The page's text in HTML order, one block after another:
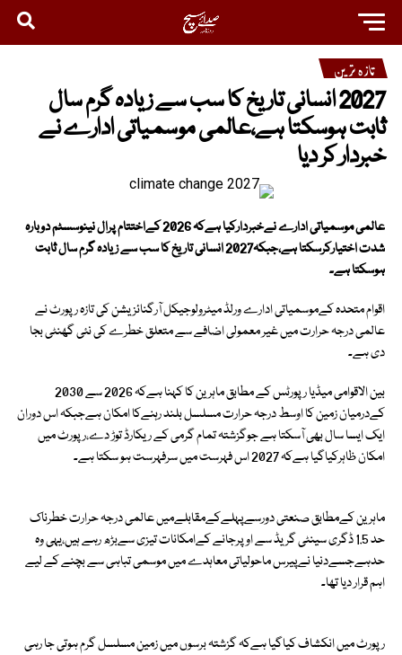
تازہ ترین
2027 انسانی تاریخ کا سب سے زیادہ گرم سال
ثابت ہوسکتا ہے،عالمی موسمیاتی ادارے نے
خبردار کر دیا
عالمی موسمیاتی ادارے نےخبردارکیا ہےکہ 2026 کےاختتام پرال نینوسسٹم دوبارہ
شدت اختیارکرسکتا ہے،جبکہ2027 انسانی تاریخ کا سب سے زیادہ گرم سال ثابت
ہوسکتا ہے۔
اقوام متحدہ کےموسمیاتی ادارے ورلڈ میٹرولوجیکل آرگنائزیشن کی تازہ رپورٹ نے
عالمی درجہ حرارت میں غیر معمولی اضافے سے متعلق خطرے کی نئی گھنٹی بجا
دی ہے۔
بین الاقوامی میڈیا رپورٹس کے مطابق ماہرین کا کہنا ہےکہ 2026 سے 2030
کےدرمیان زمین کا اوسط درجہ حرارت مسلسل بلند رہنےکا امکان ہےجبکہ اس دوران
ایک ایسا سال بھی آسکتا ہے جوگزشتہ تمام گرمی کے ریکارڈ توڑ دے،رپورٹ میں
امکان ظاہرکیاگیا ہےکہ 2027 اس فہرست میں سرفہرست ہو سکتا ہے۔
ماہرین کےمطابق صنعتی دورسےپہلےکےمقابلےمیں عالمی درجہ حرارت خطرناک
حد 1.5 ڈگری سینٹی گریڈ سے اوپرجانے کےامکانات تیزی سےبڑھ رہے ہیں،یہی وہ
حدہےجسےدنیا نےپیرس ماحولیاتی معاہدے میں موسمی تباہی سے بچنے کے لیے
اہم قرار دیا تھا۔
رپورٹ میں انکشاف کیاگیا ہےکہ گزشتہ برسوں میں زمین مسلسل گرم ہوتی جا رہی